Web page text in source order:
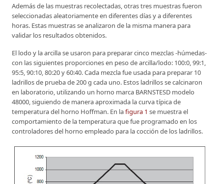
Además de las muestras recolectadas, otras tres muestras fueron
seleccionadas aleatoriamente en diferentes días y a diferentes
horas. Estas muestras se analizaron de la misma manera para
validar los resultados obtenidos.
El lodo y la arcilla se usaron para preparar cinco mezclas -húmedas-
con las siguientes proporciones en peso de arcilla/lodo: 100:0, 99:1,
95:5, 90:10, 80:20 y 60:40. Cada mezcla fue usada para preparar 10
ladrillos de prueba de 200 g cada uno. Estos ladrillos se calcinaron
en laboratorio, utilizando un horno marca BARNSTESD modelo
48000, siguiendo de manera aproximada la curva típica de
temperatura del horno Hoffman. En lafigura 1 se muestra el
comportamiento de la temperatura que fue programado en los
controladores del horno empleado para la cocción de los ladrillos.